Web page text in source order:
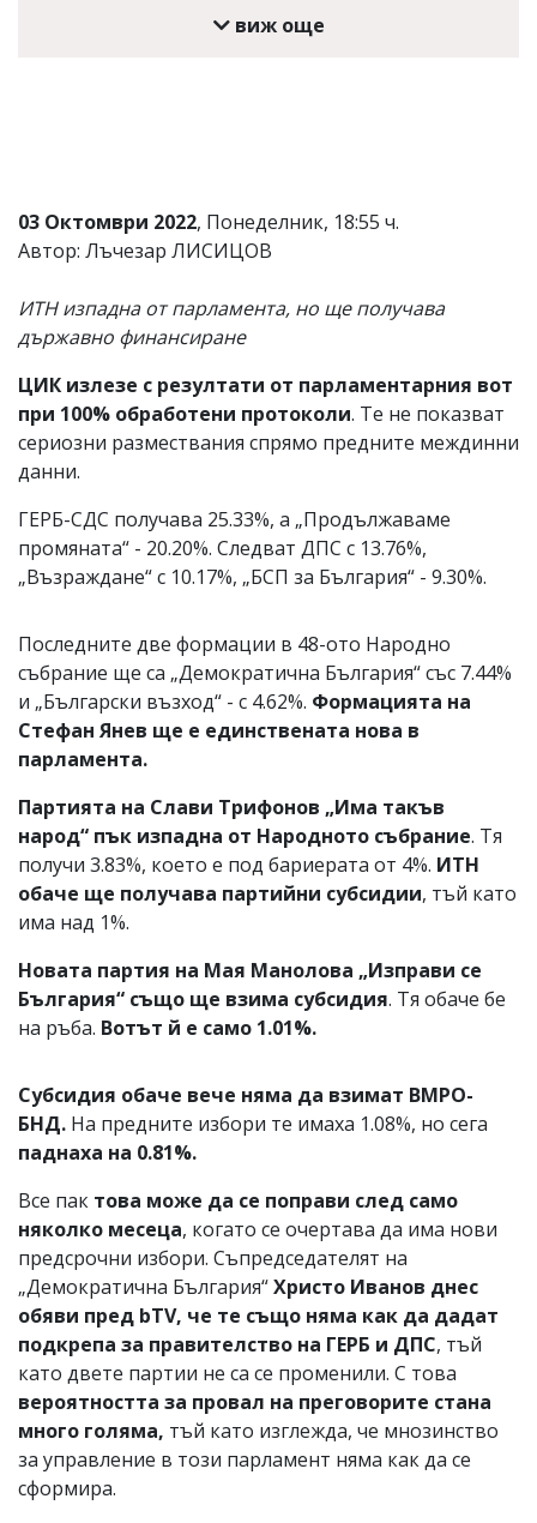
виж още
03 Октомври 2022, Понеделник, 18:55 ч.
Автор: Лъчезар ЛИСИЦОВ
ИТН изпадна от парламента, но ще получава
държавно финансиране
ЦИК излезе с резултати от парламентарния вот
при 100% обработени протоколи. Те не показват
сериозни размествания спрямо предните междинни
данни.
ГЕРБ-СДС получава 25.33%, а „Продължаваме
промяната“ - 20.20%. Следват ДПС с 13.76%,
„Възраждане“ с 10.17%, „БСП за България“ - 9.30%.
Последните две формации в 48-ото Народно
събрание ще са „Демократична България“ със 7.44%
и „Български възход“ - с 4.62%. Формацията на
Стефан Янев ще е единствената нова в
парламента.
Партията на Слави Трифонов „Има такъв
народ“ пък изпадна от Народното събрание. Тя
получи 3.83%, което е под бариерата от 4%. ИТН
обаче ще получава партийни субсидии, тъй като
има над 1%.
Новата партия на Мая Манолова „Изправи се
България“ също ще взима субсидия. Тя обаче бе
на ръба. Вотът й е само 1.01%.
Субсидия обаче вече няма да взимат ВМРО-
БНД. На предните избори те имаха 1.08%, но сега
паднаха на 0.81%.
Все пак това може да се поправи след само
няколко месеца, когато се очертава да има нови
предсрочни избори. Съпредседателят на
„Демократична България“Христо Иванов днес
обяви пред bTV, че те също няма как да дадат
подкрепа за правителство на ГЕРБ и ДПС, тъй
като двете партии не са се променили. С това
вероятността за провал на преговорите стана
много голяма, тъй като изглежда, че мнозинство
за управление в този парламент няма как да се
сформира.